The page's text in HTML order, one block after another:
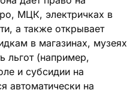
МЦК, электричках в
а также открывает
в магазинах, музеях
льгот (например,
и субсидии на
автоматически на